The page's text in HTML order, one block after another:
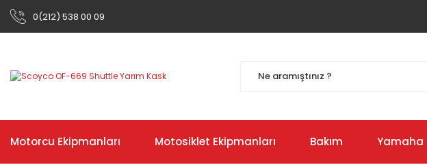
0(212) 538 00 09
Motorcu Ekipmanları Motosiklet Ekipmanları Bakım Yamaha